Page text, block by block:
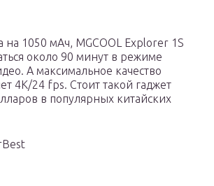
на 1050 мАч, MGCOOL Explorer 1S
около 90 минут в режиме
А максимальное качество
4K/24 fps. Стоит такой гаджет
в популярных китайских